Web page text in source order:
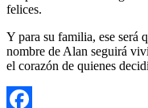
felices.
Y para su familia, ese será
nombre de Alan seguirá
el corazón de quienes